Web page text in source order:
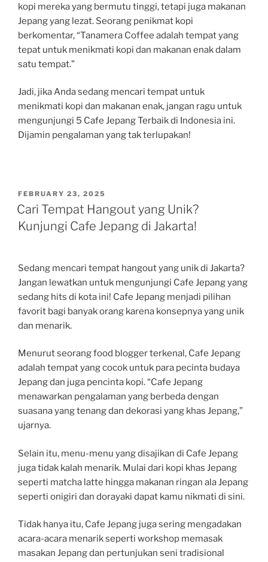
kopi mereka yang bermutu tinggi, tetapi juga makanan
Jepang yang lezat. Seorang penikmat kopi
berkomentar, “Tanamera Coffee adalah tempat yang
tepat untuk menikmati kopi dan makanan enak dalam
satu tempat.”
Jadi, jika Anda sedang mencari tempat untuk
menikmati kopi dan makanan enak, jangan ragu untuk
mengunjungi 5 Cafe Jepang Terbaik di Indonesia ini.
Dijamin pengalaman yang tak terlupakan!
POSTED
ON
FEBRUARY 23, 2025
Cari Tempat Hangout yang Unik?
Kunjungi Cafe Jepang di Jakarta!
Sedang mencari tempat hangout yang unik di Jakarta?
Jangan lewatkan untuk mengunjungi Cafe Jepang yang
sedang hits di kota ini! Cafe Jepang menjadi pilihan
favorit bagi banyak orang karena konsepnya yang unik
dan menarik.
Menurut seorang food blogger terkenal, Cafe Jepang
adalah tempat yang cocok untuk para pecinta budaya
Jepang dan juga pencinta kopi. “Cafe Jepang
menawarkan pengalaman yang berbeda dengan
suasana yang tenang dan dekorasi yang khas Jepang,”
ujarnya.
Selain itu, menu-menu yang disajikan di Cafe Jepang
juga tidak kalah menarik. Mulai dari kopi khas Jepang
seperti matcha latte hingga makanan ringan ala Jepang
seperti onigiri dan dorayaki dapat kamu nikmati di sini.
Tidak hanya itu, Cafe Jepang juga sering mengadakan
acara-acara menarik seperti workshop memasak
masakan Jepang dan pertunjukan seni tradisional